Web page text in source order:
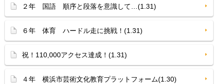
２年 国語 順序と段落を意識して…(1.31)
６年 体育 ハードル走に挑戦！(1.31)
祝！110,000アクセス達成！(1.31)
４年 横浜市芸術文化教育プラットフォーム(1.30)